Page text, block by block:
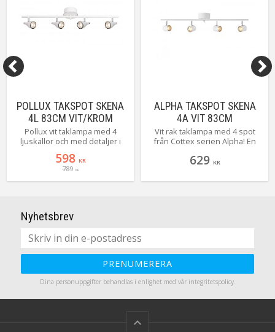
POLLUX TAKSPOT SKENA
4L 83CM VIT/KROM
Pollux vit taklampa med 4
ljuskällor och med detaljer i
stilfulla design och tidlösa look
ett lysande inslag i ditt hem.
598 KR
789 KR
ALPHA TAKSPOT SKENA
4A VIT 83CM
Vit rak taklampa med 4 spot
från Cottex serien Alpha! En
när enkelhet är bäst!
629 KR
Nyhetsbrev
PRENUMERERA
Dina personuppgifter behandlas i enlighet med vår integritetspolicy.
keyboard_arrow_up